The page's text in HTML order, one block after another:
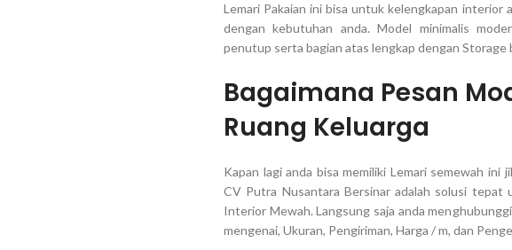
Lemari Pakaian ini bisa untuk kelengkapan interior
dengan kebutuhan anda. Model minimalis
penutup serta bagian atas lengkap dengan Storage
Bagaimana Pesan
Ruang Keluarga
Kapan lagi anda bisa memiliki Lemari semewah ini
CV Putra Nusantara Bersinar adalah solusi tepat
Interior Mewah. Langsung saja anda
mengenai, Ukuran, Pengiriman, Harga / m, dan